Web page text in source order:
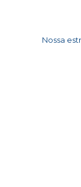
Nossa